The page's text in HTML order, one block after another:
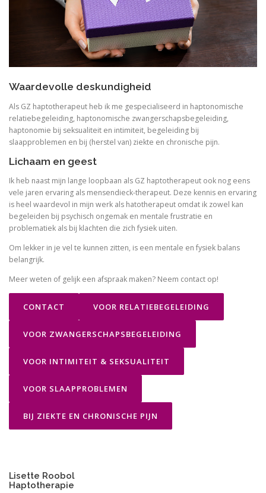
Waardevolle deskundigheid
Als GZ haptotherapeut heb ik me gespecialiseerd in haptonomische
relatiebegeleiding, haptonomische zwangerschapsbegeleiding,
haptonomie bij seksualiteit en intimiteit, begeleiding bij
slaapproblemen en bij (herstel van) ziekte en chronische pijn.
Lichaam en geest
Ik heb naast mijn lange loopbaan als GZ haptotherapeut ook nog eens
vele jaren ervaring als mensendieck-therapeut. Deze kennis en ervaring
is heel waardevol in mijn werk als hatotherapeut omdat ik zowel kan
begeleiden bij psychisch ongemak en mentale frustratie en
problematiek als bij klachten die zich fysiek uiten.
Om lekker in je vel te kunnen zitten, is een mentale en fysiek balans
belangrijk.
Meer weten of gelijk een afspraak maken? Neem contact op!
CONTACT VOOR RELATIEBEGELEIDING
VOOR ZWANGERSCHAPSBEGELEIDING
VOOR INTIMITEIT & SEKSUALITEIT
VOOR SLAAPPROBLEMEN
BIJ ZIEKTE EN CHRONISCHE PIJN
Lisette Roobol
Haptotherapie